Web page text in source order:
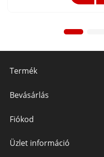
Termék
Bevásárlás
Fiókod
Üzlet információ